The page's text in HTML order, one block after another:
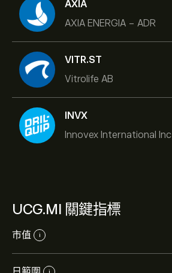
AXIA
AXIA ENERGIA - ADR
VITR.ST
Vitrolife AB
INVX
Innovex International Inc
UCG.MI 關鍵指標
市值 i
i